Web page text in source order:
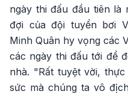
ngày thi đấu đầu tiên là
đợi của đội tuyển bơi
Minh Quân hy vọng các
các ngày thi đấu tới để
nhà. "Rất tuyệt vời,
sức mà chúng ta vô